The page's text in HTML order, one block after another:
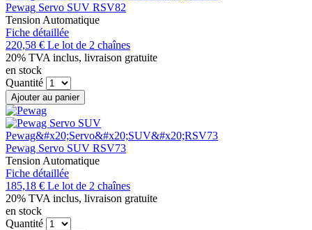
Pewag Servo SUV RSV82
Tension Automatique
Fiche détaillée
220,58 € Le lot de 2 chaînes
20% TVA inclus, livraison gratuite
en stock
Quantité
Ajouter au panier
Pewag Servo SUV RSV73
Tension Automatique
Fiche détaillée
185,18 € Le lot de 2 chaînes
20% TVA inclus, livraison gratuite
en stock
Quantité